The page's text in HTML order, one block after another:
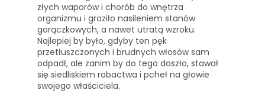
złych waporów i chorób do wnętrza
organizmu i groziło nasileniem stanów
gorączkowych, a nawet utratą wzroku.
Najlepiej by było, gdyby ten pęk
przetłuszczonych i brudnych włosów sam
odpadł, ale zanim by do tego doszło, stawał
się siedliskiem robactwa i pcheł na głowie
swojego właściciela.